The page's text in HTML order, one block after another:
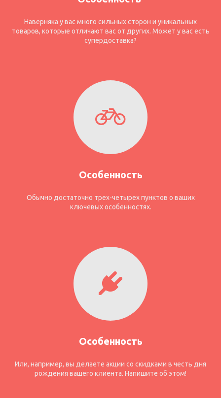
Наверняка у вас много сильных сторон и уникальных
товаров, которые отличают вас от других. Может у вас есть
супердоставка?
Особенность
Обычно достаточно трех-четырех пунктов о ваших
ключевых особенностях.
Особенность
Или, например, вы делаете акции со скидками в честь дня
рождения вашего клиента. Напишите об этом!